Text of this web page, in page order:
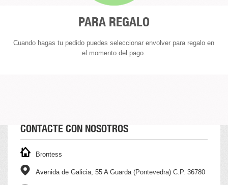
PARA REGALO
Cuando hagas tu pedido puedes seleccionar envolver para regalo en
el momento del pago.
CONTACTE CON NOSOTROS
Brontess
Avenida de Galicia, 55 A Guarda (Pontevedra) C.P. 36780